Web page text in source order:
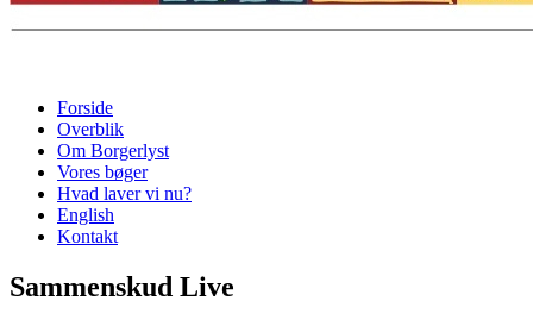
Forside
Overblik
Om Borgerlyst
Vores bøger
Hvad laver vi nu?
English
Kontakt
Sammenskud Live